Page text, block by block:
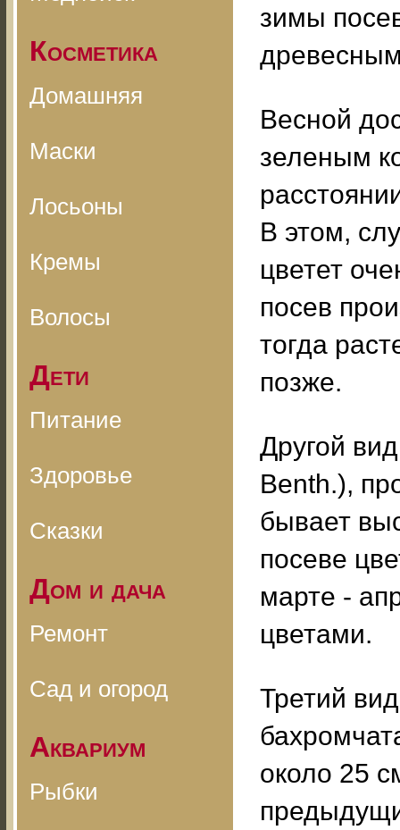
Косметика
Домашняя
Маски
Лосьоны
Кремы
Волосы
Дети
Питание
Здоровье
Сказки
Дом и дача
Ремонт
Сад и огород
Аквариум
Рыбки
зимы
Весной
зеленым
В этом,
цветет
посев
тогда
позже.
Другой
Benth.),
бывает
посеве
марте -
цветами.
Третий
около 25